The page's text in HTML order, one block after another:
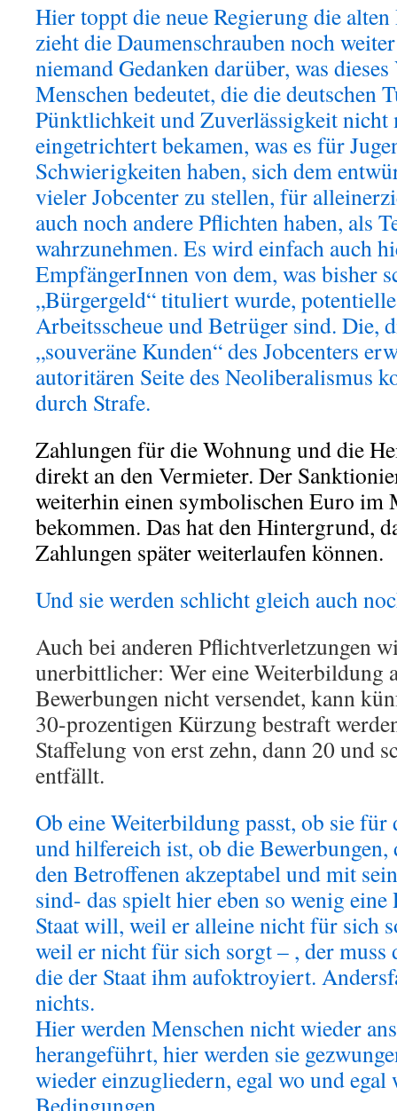
Hier toppt die neue Regierung die
zieht die Daumenschrauben noch
niemand Gedanken darüber, was
Menschen bedeutet, die die deutschen
Pünktlichkeit und Zuverlässigkeit
eingetrichtert bekamen, was es für
Schwierigkeiten haben, sich dem
vieler Jobcenter zu stellen, für
auch noch andere Pflichten haben, als
wahrzunehmen. Es wird einfach auch
EmpfängerInnen von dem, was bisher
„Bürgergeld“ tituliert wurde,
Arbeitsscheue und Betrüger sind. Die,
„souveräne Kunden“ des Jobcenters
autoritären Seite des Neoliberalismus
durch Strafe.
Zahlungen für die Wohnung und die
direkt an den Vermieter. Der
weiterhin einen symbolischen Euro im
bekommen. Das hat den Hintergrund,
Zahlungen später weiterlaufen können.
Und sie werden schlicht gleich auch
Auch bei anderen Pflichtverletzungen
unerbittlicher: Wer eine Weiterbildung
Bewerbungen nicht versendet, kann
30-prozentigen Kürzung bestraft
Staffelung von erst zehn, dann 20 und
entfällt.
Ob eine Weiterbildung passt, ob sie für
und hilfereich ist, ob die
den Betroffenen akzeptabel und mit
sind- das spielt hier eben so wenig
Staat will, weil er alleine nicht für sich
weil er nicht für sich sorgt – , der
die der Staat ihm aufoktroyiert.
nichts.
Hier werden Menschen nicht wieder
herangeführt, hier werden sie
wieder einzugliedern, egal wo und
Bedingungen.